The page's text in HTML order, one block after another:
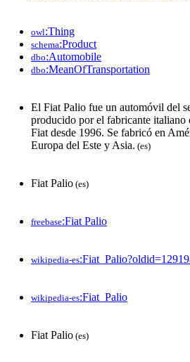
owl:Thing
schema:Product
dbo:Automobile
dbo:MeanOfTransportation
El Fiat Palio fue un automóvil del
producido por el fabricante italiano
Fiat desde 1996. Se fabricó en
Europa del Este y Asia. (es)
Fiat Palio (es)
freebase:Fiat Palio
wikipedia-es
wikipedia-es:Fiat_Palio
Fiat Palio (es)